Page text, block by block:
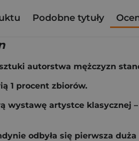
Podobne tytuły
autorstwa mężczyzn
1 procent zbiorów.
artystce klasycznej
odbyła się pierwsza